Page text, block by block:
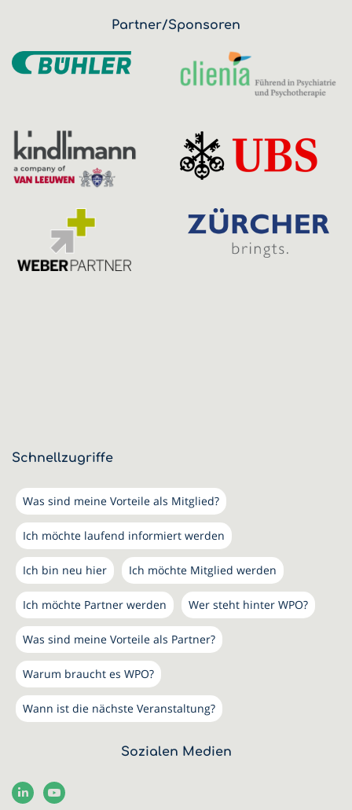
Partner/Sponsoren
Schnellzugriffe
Was sind meine Vorteile als Mitglied?
Ich möchte laufend informiert werden
Ich bin neu hier Ich möchte Mitglied werden
Ich möchte Partner werden Wer steht hinter WPO?
Was sind meine Vorteile als Partner?
Warum braucht es WPO?
Wann ist die nächste Veranstaltung?
Sozialen Medien